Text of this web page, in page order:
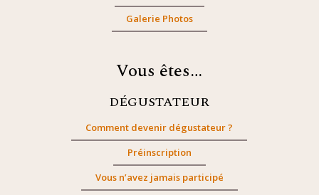
Galerie Photos
Vous êtes…
DÉGUSTATEUR
Comment devenir dégustateur ?
Préinscription
Vous n’avez jamais participé